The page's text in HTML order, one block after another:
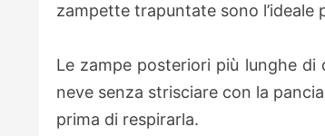
zampette trapuntate sono
Le zampe posteriori più lunghe
neve senza strisciare con la
prima di respirarla.